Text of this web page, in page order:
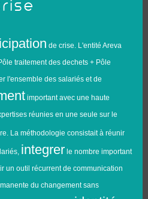
de crise. L'entité Areva
traitement des dechets + Pôle
l'ensemble des salariés et de
important avec une haute
réunies en une seule sur le
La méthodologie consistait à réunir
integrer le nombre important
un outil récurrent de communication
du changement sans